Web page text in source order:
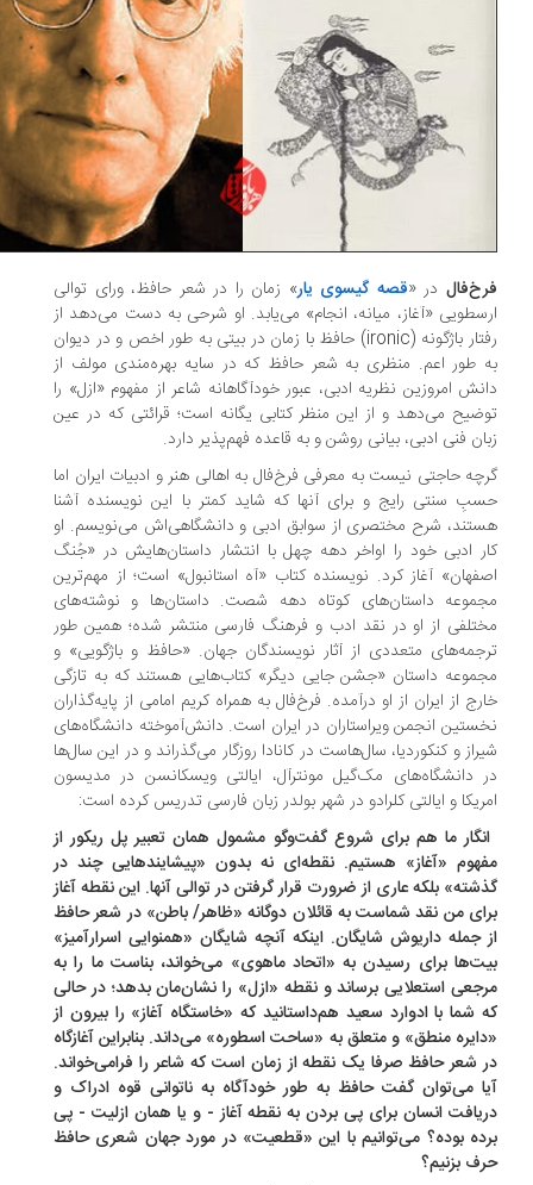
در «قصه گیسوی یار» زمان را در شعر حافظ، ورای توالی
«آغاز، میانه، انجام» می‌یابد. او شرحی به دست می‌دهد از
رفتار باژگونه (ironic) حافظ با زمان در بیتی به‌ طور اخص و در دیوان
طور اعم. منظری به شعر حافظ که در سایه بهره‌مندی مولف از
امروزین نظریه ادبی، عبور خودآگاهانه شاعر از مفهوم «ازل» را
می‌دهد و از این منظر کتابی یگانه است؛ قرائتی که در عین
فنی ادبی، بیانی روشن و به قاعده فهم‌پذیر دارد.
حاجتی نیست به معرفی فرخ‌فال به اهالی هنر و ادبیات ایران اما
سنتی رایج و برای آنها که شاید کمتر با این نویسنده آشنا
شرح مختصری از سوابق ادبی و دانشگاهی‌اش می‌نویسم. او
ادبی خود را اواخر دهه چهل با انتشار داستان‌هایش در «جُنگ
آغاز کرد. نویسنده کتاب «آه استانبول» است؛ از مهم‌ترین
داستان‌های کوتاه دهه شصت. داستان‌ها و نوشته‌های
از او در نقد ادب و فرهنگ فارسی منتشر شده؛ همین ‌‌طور
متعددی از آثار نویسندگان جهان. «حافظ و باژگویی» و
داستان «جشن جایی دیگر» کتاب‌هایی هستند که به تازگی
از ایران از او درآمده. فرخ‌فال به همراه کریم امامی از پایه‌گذاران
انجمن ویراستاران در ایران است. دانش‌آموخته دانشگاه‌های
و کنکوردیا، سال‌هاست در کانادا روزگار می‌گذراند و در این سال‌ها
دانشگاه‌های مک‌گیل مونترآل، ایالتی ویسکانسن در مدیسون
و ایالتی کلرادو در شهر بولدر زبان فارسی تدریس کرده است:
ما هم برای شروع گفت‌وگو مشمول همان تعبیر پل ریکور از
«آغاز» هستیم. نقطه‌ای نه بدون «پیشایندهایی چند در
بلکه عاری از ضرورت قرار گرفتن در توالی آنها. این نقطه آغاز
من نقد شماست به قائلان دوگانه «ظاهر/ باطن» در شعر حافظ
جمله داریوش شایگان. اینکه آنچه شایگان «همنوایی اسرارآمیز»
برای رسیدن به «اتحاد ماهوی» می‌خواند، بناست ما را به
استعلایی برساند و نقطه «ازل» را نشان‌مان بدهد؛ در حالی
شما با ادوارد سعید هم‌داستانید که «خاستگاه آغاز» را بیرون از
منطق» و متعلق به «ساحت اسطوره» می‌‌داند. بنابراین آغازگاه
شعر حافظ صرفا یک نقطه از زمان است که شاعر را فرامی‌خواند.
می‌توان گفت حافظ به ‌طور خودآگاه به ناتوانی قوه ادراک و
انسان برای پی بردن به نقطه آغاز - و یا همان ازلیت - پی
بوده؟ می‌توانیم با این «قطعیت» در مورد جهان شعری حافظ
بزنیم؟